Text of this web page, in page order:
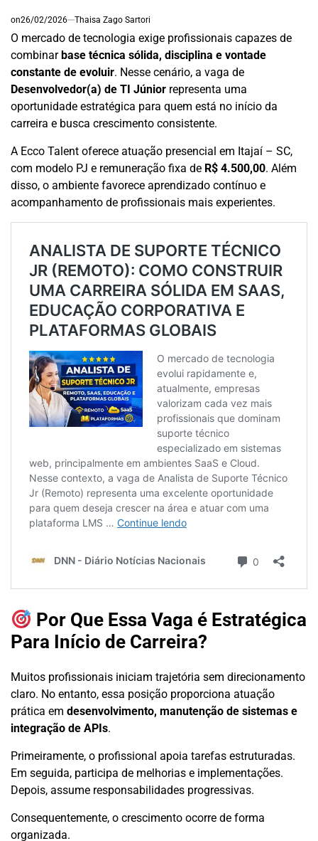
on26/02/2026 Thaisa Zago Sartori
O mercado de tecnologia exige profissionais capazes de
combinarbase técnica sólida, disciplina e vontade
constante de evoluir. Nesse cenário, a vaga de
Desenvolvedor(a) de TI Júnior representa uma
oportunidade estratégica para quem está no início da
carreira e busca crescimento consistente.
A Ecco Talent oferece atuação presencial em Itajaí – SC,
com modelo PJ e remuneração fixa de R$ 4.500,00. Além
disso, o ambiente favorece aprendizado contínuo e
acompanhamento de profissionais mais experientes.
Por Que Essa Vaga é Estratégica
Para Início de Carreira?
Muitos profissionais iniciam trajetória sem direcionamento
claro. No entanto, essa posição proporciona atuação
prática em desenvolvimento, manutenção de sistemas e
integração de APIs.
Primeiramente, o profissional apoia tarefas estruturadas.
Em seguida, participa de melhorias e implementações.
Depois, assume responsabilidades progressivas.
Consequentemente, o crescimento ocorre de forma
organizada.